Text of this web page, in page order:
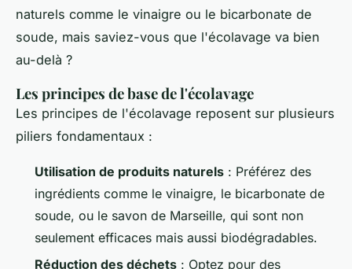
naturels comme le vinaigre ou le bicarbonate de
soude, mais saviez-vous que l'écolavage va bien
au-delà ?
Les principes de base de l'écolavage
Les principes de l'écolavage reposent sur plusieurs
piliers fondamentaux :
Utilisation de produits naturels : Préférez des
ingrédients comme le vinaigre, le bicarbonate de
soude, ou le savon de Marseille, qui sont non
seulement efficaces mais aussi biodégradables.
Réduction des déchets : Optez pour des